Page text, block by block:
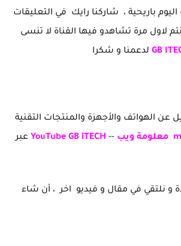
باريحية ، شاركنا رايك في التعليقات
لاول مرة تشاهدو فيها القناة لا تنسى
GB لدعمنا و شكرا
عن الهواتف والأجهزة والمنتجات التقنية
معلومة ويب --
YouTube GB iTECH عبر
و نلتقي في مقال و فيديو اخر ، أن شاء